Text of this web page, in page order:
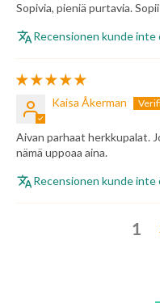
Sopivia, pieniä purtavia.
Recensionen kunde
Kaisa Åkerman
Aivan parhaat herkkupalat.
nämä uppoaa aina.
Recensionen kunde
1